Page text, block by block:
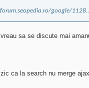
google/
sa se discute mai
ca la search nu merge